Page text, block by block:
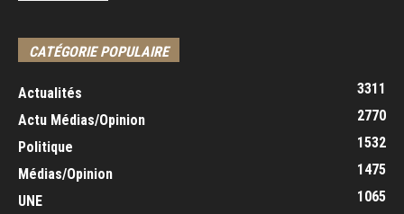
CATÉGORIE POPULAIRE
Actualités
3311
Actu Médias/Opinion
2770
Politique
1532
Médias/Opinion
1475
UNE
1065